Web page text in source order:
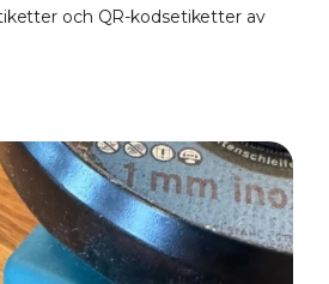
och QR-kodsetiketter av